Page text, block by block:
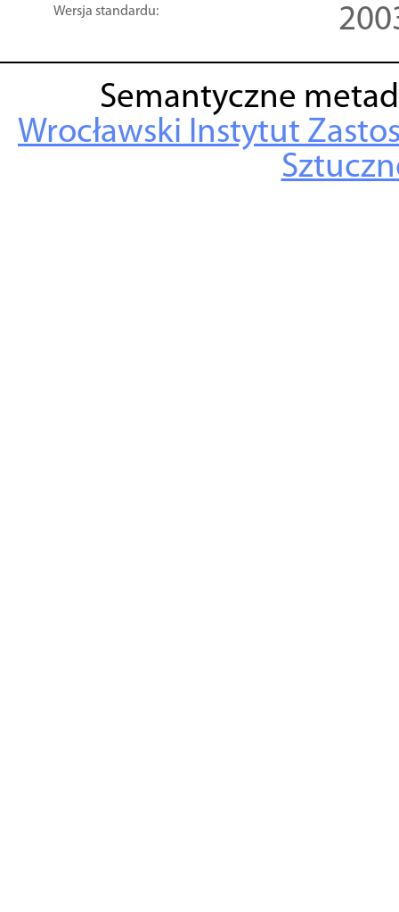
Wersja standardu:
Semantyczne
Wrocławski Instytut